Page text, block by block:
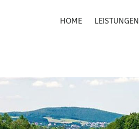
HOME LEISTUNGEN